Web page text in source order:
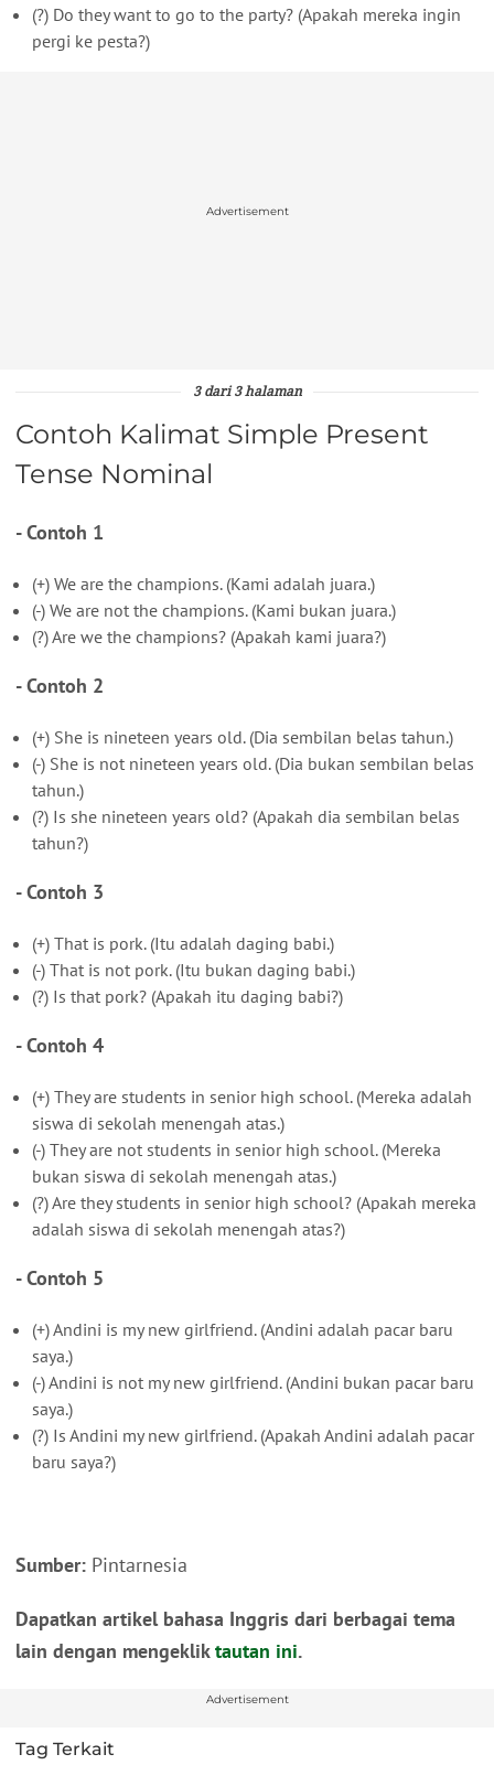
(?) Do they want to go to the party? (Apakah mereka ingin
pergi ke pesta?)
Advertisement
3 dari 3 halaman
Contoh Kalimat Simple Present
Tense Nominal
- Contoh 1
(+) We are the champions. (Kami adalah juara.)
(-) We are not the champions. (Kami bukan juara.)
(?) Are we the champions? (Apakah kami juara?)
- Contoh 2
(+) She is nineteen years old. (Dia sembilan belas tahun.)
(-) She is not nineteen years old. (Dia bukan sembilan belas
tahun.)
(?) Is she nineteen years old? (Apakah dia sembilan belas
tahun?)
- Contoh 3
(+) That is pork. (Itu adalah daging babi.)
(-) That is not pork. (Itu bukan daging babi.)
(?) Is that pork? (Apakah itu daging babi?)
- Contoh 4
(+) They are students in senior high school. (Mereka adalah
siswa di sekolah menengah atas.)
(-) They are not students in senior high school. (Mereka
bukan siswa di sekolah menengah atas.)
(?) Are they students in senior high school? (Apakah mereka
adalah siswa di sekolah menengah atas?)
- Contoh 5
(+) Andini is my new girlfriend. (Andini adalah pacar baru
saya.)
(-) Andini is not my new girlfriend. (Andini bukan pacar baru
saya.)
(?) Is Andini my new girlfriend. (Apakah Andini adalah pacar
baru saya?)
Sumber: Pintarnesia
Dapatkan artikel bahasa Inggris dari berbagai tema
lain dengan mengekliktautan ini.
Advertisement
Tag Terkait